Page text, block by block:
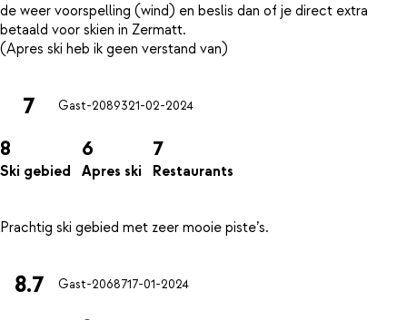
de weer voorspelling (wind) en beslis dan of je direct extra
betaald voor skien in Zermatt.
7 Gast-2089321-02-2024
8
Ski gebied
6
Apres ski
7
Restaurants
8.7 Gast-2068717-01-2024